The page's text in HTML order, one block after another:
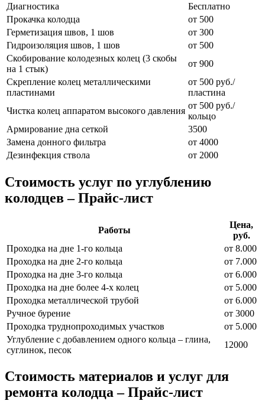
Диагностика
Бесплатно
Прокачка колодца
от 500
Герметизация швов, 1 шов
от 300
Гидроизоляция швов, 1 шов
от 500
Скобирование колодезных колец (3 скобы
на 1 стык)
от 900
Скрепление колец металлическими
пластинами
от 500 руб./
пластина
Чистка колец аппаратом высокого давления
от 500 руб./
кольцо
Армирование дна сеткой
3500
Замена донного фильтра
от 4000
Дезинфекция ствола
от 2000
Стоимость услуг по углублению
колодцев – Прайс-лист
Работы
Цена,
руб.
Проходка на дне 1-го кольца
от 8.000
Проходка на дне 2-го кольца
от 7.000
Проходка на дне 3-го кольца
от 6.000
Проходка на дне более 4-х колец
от 5.000
Проходка металлической трубой
от 6.000
Ручное бурение
от 3000
Проходка труднопроходимых участков
от 5.000
Углубление с добавлением одного кольца – глина,
суглинок, песок
12000
Стоимость материалов и услуг для
ремонта колодца – Прайс-лист